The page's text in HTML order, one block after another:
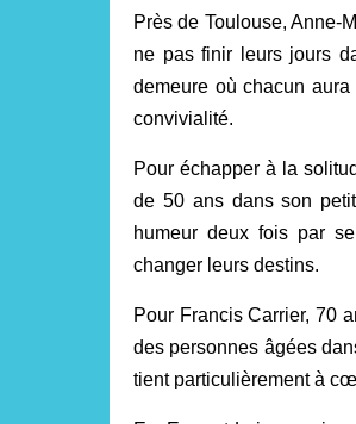
Près de Toulouse, Anne-
ne pas finir leurs jours
demeure où chacun
convivialité.
Pour échapper à la
de 50 ans dans son
humeur deux fois par
changer leurs destins.
Pour Francis Carrier, 70
des personnes âgées
tient particulièrement à